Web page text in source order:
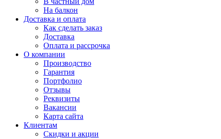
На балкон
Доставка и оплата
Как сделать заказ
Доставка
Оплата и рассрочка
О компании
Производство
Гарантия
Портфолио
Отзывы
Реквизиты
Вакансии
Карта сайта
Клиентам
Скидки и акции